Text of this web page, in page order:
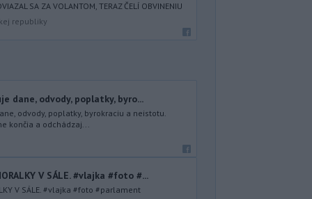
SA ZA VOLANTOM, TERAZ ČELÍ OBVINENIU
republiky
dane, odvody, poplatky, byro...
odvody, poplatky, byrokraciu a neistotu.
končia a odchádzaj...
V SÁLE. #vlajka #foto #...
V SÁLE. #vlajka #foto #parlament